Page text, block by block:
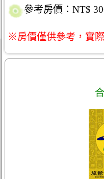
參考房價：NT$
※房價僅供參考，實